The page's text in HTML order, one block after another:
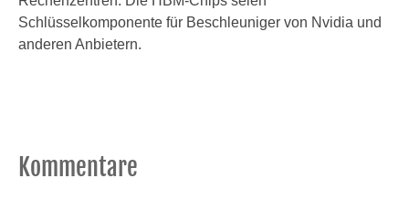
Schlüsselkomponente für Beschleuniger von Nvidia und
anderen Anbietern.
Kommentare